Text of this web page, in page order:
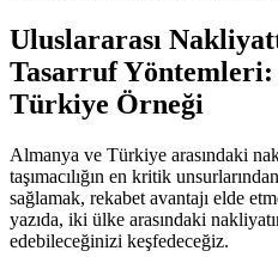
Uluslararası
Tasarruf Yöntemleri:
Türkiye Örneği
Almanya ve Türkiye arasındaki
taşımacılığın en kritik
sağlamak, rekabet avantajı elde
yazıda, iki ülke arasındaki
edebileceğinizi keşfedeceğiz.